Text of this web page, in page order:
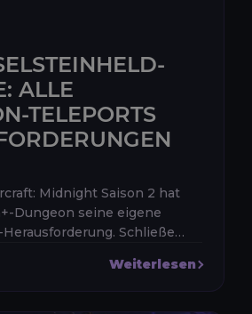
ALLE
TELEPORTS
Midnight Saison 2 hat
Dungeon seine eigene
Schließe
10 oder höher ab, um ...
Weiterlesen